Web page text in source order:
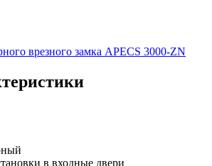
врезного замка APECS 3000-ZN
в входные двери